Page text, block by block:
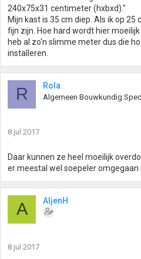
240x75x31 centimeter (hxbxd)."
Mijn kast is 35 cm diep. Als ik op
fijn zijn. Hoe hard wordt hier
heb al zo'n slimme meter dus die
installeren.
R Rola
Algemeen Bouwkundig
8 jul 2017
Daar kunnen ze heel moeilijk
er meestal wel soepeler omgegaan
A AljenH
8 jul 2017